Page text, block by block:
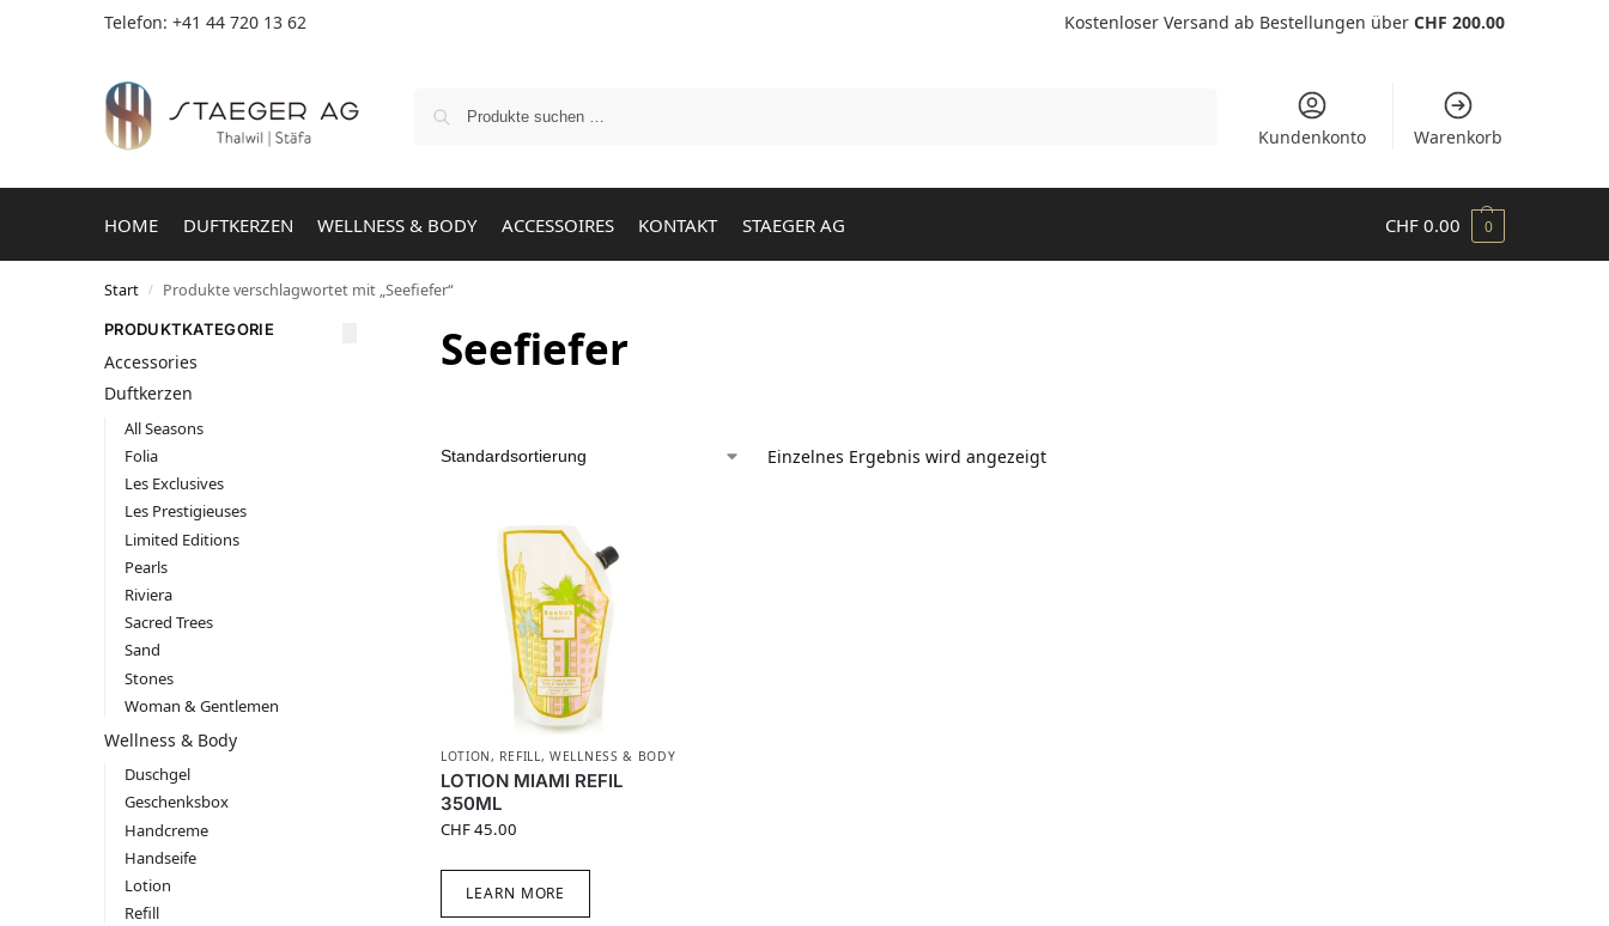
Telefon: +41 44 720 13 62 Kostenloser Versand ab Bestellungen über CHF 200.00
Kundenkonto Warenkorb
HOME DUFTKERZEN WELLNESS & BODY ACCESSOIRES KONTAKT STAEGER AG CHF 0.00 0
Start / Produkte verschlagwortet mit „Seefiefer“
Seefiefer
Einzelnes Ergebnis wird angezeigt
LOTION , REFILL ,WELLNESS & BODY
LOTION MIAMI REFIL
350ML
CHF45.00
LEARN MORE
PRODUKTKATEGORIE
Accessories
Duftkerzen
All Seasons
Folia
Les Exclusives
Les Prestigieuses
Limited Editions
Pearls
Riviera
Sacred Trees
Sand
Stones
Woman & Gentlemen
Wellness & Body
Duschgel
Geschenksbox
Handcreme
Handseife
Lotion
Refill